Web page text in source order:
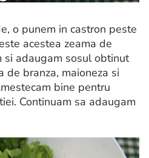
o punem in castron peste
acestea zeama de
si adaugam sosul obtinut
de branza, maioneza si
bine pentru
Continuam sa adaugam